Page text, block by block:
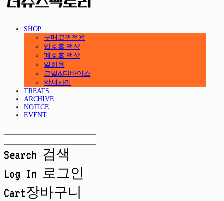
SHOP
구매고객전용
입호흡 액상
폐호흡 액상
일회용
코일&디바이스
악세사리
TREATS
ARCHIVE
NOTICE
EVENT
Search 검색
Log In 로그인
Cart장바구니